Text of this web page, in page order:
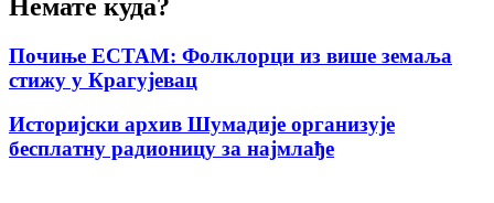
Немате куда?
Почиње ЕСТАМ: Фолклорци из више земаља
стижу у Крагујевац
Историјски архив Шумадије организује
бесплатну радионицу за најмлађе